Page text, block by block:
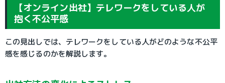
【オンライン出社】テレワークをしている人が
抱く不公平感
この見出しでは、テレワークをしている人がどのような不公平
感を感じるのかを解説します。